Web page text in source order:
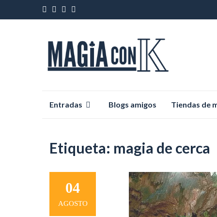
Entradas Blogs amigos Tiendas de
Etiqueta: magia de cerca
04
AGOSTO